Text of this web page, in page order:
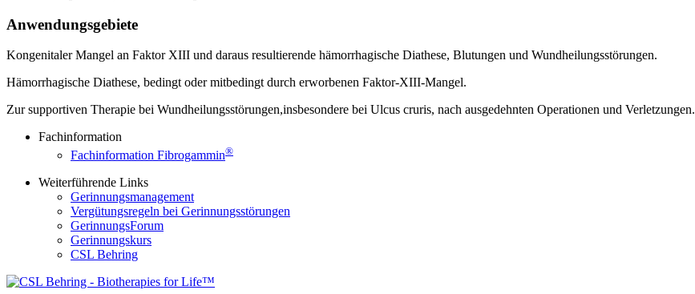
Anwendungsgebiete
Kongenitaler Mangel an Faktor XIII und daraus resultierende hämorrhagische Diathese, Blutungen und Wundheilungsstörungen.
Hämorrhagische Diathese, bedingt oder mitbedingt durch erworbenen Faktor-XIII-Mangel.
Zur supportiven Therapie bei Wundheilungsstörungen,insbesondere bei Ulcus cruris, nach ausgedehnten Operationen und Verletzungen.
Fachinformation
Fachinformation Fibrogammin®
Weiterführende Links
Gerinnungsmanagement
Vergütungsregeln bei Gerinnungsstörungen
GerinnungsForum
Gerinnungskurs
CSL Behring